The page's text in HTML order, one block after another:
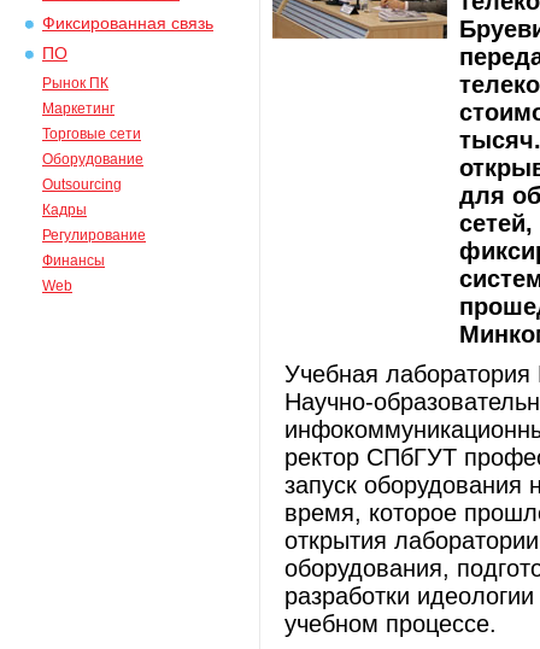
Фиксированная связь
ПО
Рынок ПК
Маркетинг
Торговые сети
Оборудование
Outsourcing
Кадры
Регулирование
Финансы
Web
для
Учебная
Научно-
ректор СПбГУТ
запуск оборудования
время, которое
открытия
оборудования,
разработки
учебном процессе.